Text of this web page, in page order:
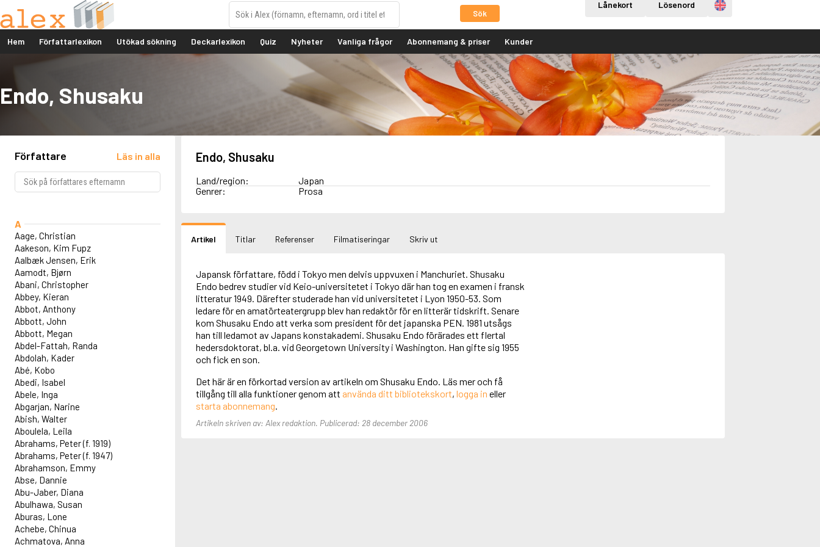
Sök
Lånekort Lösenord Engelska
Hem Författarlexikon Utökad sökning Deckarlexikon Quiz Nyheter Vanliga frågor Abonnemang & priser Kunder
Endo, Shusaku
Författare Läs in alla
A
Aage, Christian
Aakeson, Kim Fupz
Aalbæk Jensen, Erik
Aamodt, Bjørn
Abani, Christopher
Abbey, Kieran
Abbot, Anthony
Abbott, John
Abbott, Megan
Abdel-Fattah, Randa
Abdolah, Kader
Abé, Kobo
Abedi, Isabel
Abele, Inga
Abgarjan, Narine
Abish, Walter
Aboulela, Leila
Abrahams, Peter (f. 1919)
Abrahams, Peter (f. 1947)
Abrahamson, Emmy
Abse, Dannie
Abu-Jaber, Diana
Abulhawa, Susan
Aburas, Lone
Achebe, Chinua
Achmatova, Anna
Endo, Shusaku
Land/region:
Japan
Genrer:
Prosa
Artikel Titlar Referenser Filmatiseringar Skriv ut
Japansk författare, född i Tokyo men delvis uppvuxen i Manchuriet. Shusaku
Endo bedrev studier vid Keio-universitetet i Tokyo där han tog en examen i fransk
litteratur 1949. Därefter studerade han vid universitetet i Lyon 1950-53. Som
ledare för en amatörteatergrupp blev han redaktör för en litterär tidskrift. Senare
kom Shusaku Endo att verka som president för det japanska PEN. 1981 utsågs
han till ledamot av Japans konstakademi. Shusaku Endo förärades ett flertal
hedersdoktorat, bl.a. vid Georgetown University i Washington. Han gifte sig 1955
och fick en son.
Det här är en förkortad version av artikeln om Shusaku Endo. Läs mer och få
tillgång till alla funktioner genom att använda ditt bibliotekskort, logga in eller
starta abonnemang.
Artikeln skriven av: Alex redaktion. Publicerad: 28 december 2006